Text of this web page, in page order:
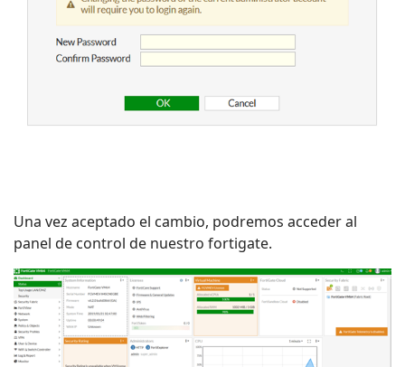
Una vez aceptado el cambio, podremos acceder al
panel de control de nuestro fortigate.